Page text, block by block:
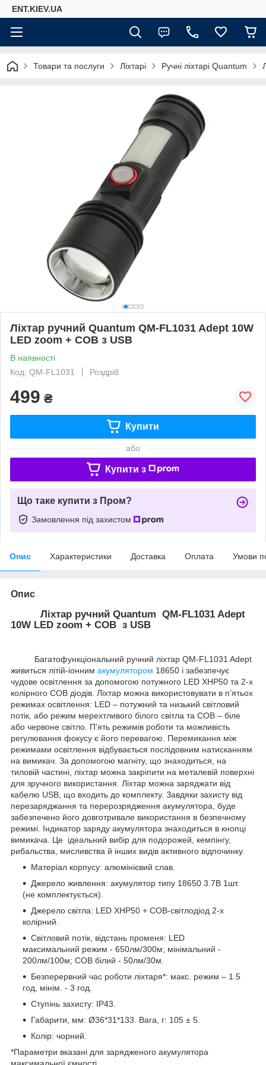
ENT.KIEV.UA
Товари та послуги Ліхтарі Ручні ліхтарі Quantum
Ліхтар ручний Quantum QM-FL1031 Adept 10W
LED zoom + COB з USB
В наявності
Код: QM-FL1031
Роздріб
499 ₴
Купити
або
Купити з
Що таке купити з Пром?
Замовлення під захистом
Опис Характеристики Доставка Оплата Умови
Опис
Ліхтар ручний Quantum QM-FL1031 Adept
10W LED zoom + COB з USB
Багатофункціональний ручний ліхтар QM-FL1031 Adept
живиться літій-іонним акумулятором 18650 і забезпечує
чудове освітлення за допомогою потужного LED XHP50 та 2-х
колірного COB діодів. Ліхтар можна використовувати в п’ятьох
режимах освітлення: LED – потужний та низький світловий
потік, або режим мерехтливого білого світла та COB – біле
або червоне світло. П’ять режимів роботи та можливість
регулювання фокусу є його перевагою. Перемикання між
режимами освітлення відбувається послідовним натисканням
на вимикач. За допомогою магніту, що знаходиться, на
тиловій частині, ліхтар можна закріпити на металевій поверхні
для зручного використання. Ліхтар можна заряджати від
кабелю USB, що входить до комплекту. Завдяки захисту від
перезаряджання та перерозрядження акумулятора, буде
забезпечено його довготривале використання в безпечному
режимі. Індикатор заряду акумулятора знаходиться в кнопці
вимикача. Це ідеальний вибір для подорожей, кемпінгу,
рибальства, мисливства й інших видів активного відпочинку.
Матеріал корпусу: алюмінієвий слав.
Джерело живлення: акумулятор типу 18650 3.7В 1шт.
(не комплектується).
Джерело світла: LED XHP50 + COB-світлодіод 2-х
колірний.
Світловий потік, відстань променя: LED
максимальний режим - 650лм/300м; мінімальний -
200лм/100м; COB білий - 50лм/30м.
Безперервний час роботи ліхтаря*: макс. режим – 1.5
год, мінім. - 3 год.
Ступінь захисту: ІР43.
Габарити, мм: Ø36*31*133. Вага, г: 105 ± 5.
Колір: чорний.
*Параметри вказані для зарядженого акумулятора
максимальної ємності.